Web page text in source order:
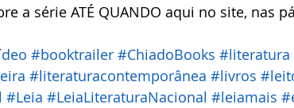
a série ATÉ QUANDO aqui no site, nas
#booktrailer #ChiadoBooks #literatura
#literaturacontemporânea #livros
#Leia #LeiaLiteraturaNacional #leiamais